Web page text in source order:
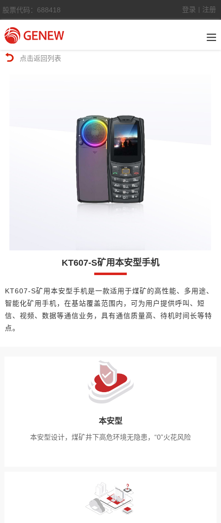
股票代码：688418 登录 注册
点击返回列表
KT607-S矿用本安型手机
KT607-S矿用本安型手机是一款适用于煤矿的高性能、多用途、
智能化矿用手机，在基站覆盖范围内，可为用户提供呼叫、短
信、视频、数据等通信业务，具有通信质量高、待机时间长等特
点。
本安型
本安型设计，煤矿井下高危环境无隐患，“0”火花风险